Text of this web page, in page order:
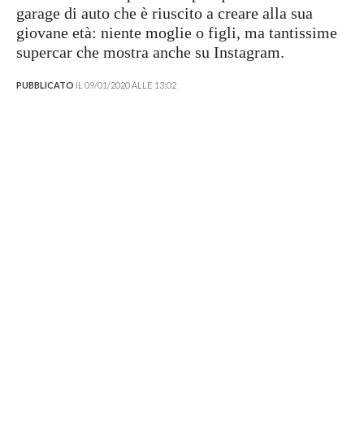
garage di auto che è riuscito a creare alla sua
giovane età: niente moglie o figli, ma tantissime
supercar che mostra anche su Instagram.
PUBBLICATO IL 09/01/2020 ALLE 13:02